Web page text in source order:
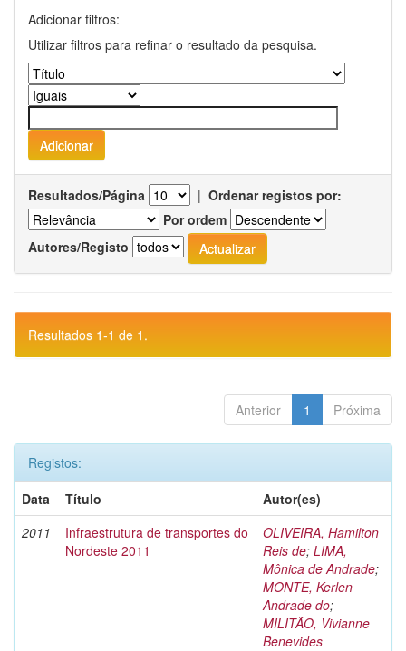
Adicionar filtros:
Utilizar filtros para refinar o resultado da pesquisa.
Resultados/Página | Ordenar registos por:
Por ordem
Autores/Registo
Resultados 1-1 de 1.
Anterior 1 Próxima
Registos:
Data
Título
Autor(es)
2011
Infraestrutura de transportes do
Nordeste 2011
OLIVEIRA, Hamilton
Reis de; LIMA,
Mônica de Andrade;
MONTE, Kerlen
Andrade do;
MILITÃO, Vivianne
Benevides